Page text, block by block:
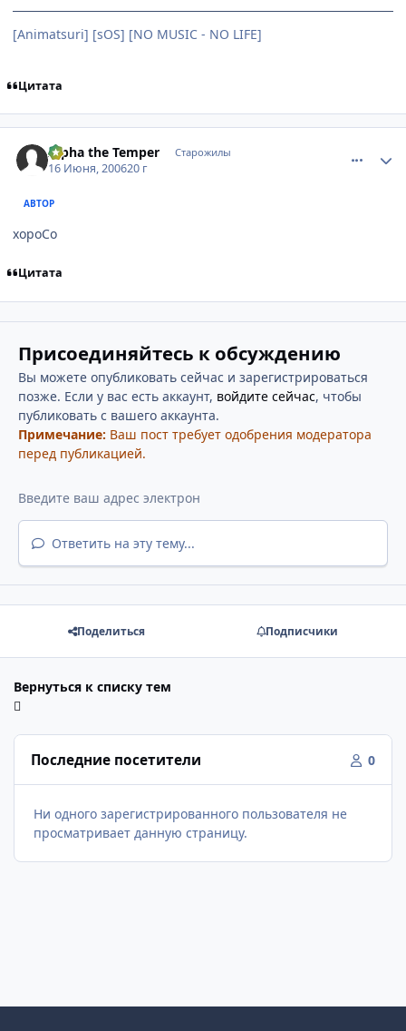
[Animatsuri] [sOS] [NO MUSIC - NO LIFE]
Цитата
Alpha the Temper Старожилы
16 Июня, 200620 г
АВТОР
хороСо
Цитата
Присоединяйтесь к обсуждению
Вы можете опубликовать сейчас и зарегистрироваться
позже. Если у вас есть аккаунт, войдите сейчас, чтобы
публиковать с вашего аккаунта.
Примечание: Ваш пост требует одобрения модератора
перед публикацией.
Ответить на эту тему...
Поделиться Подписчики
Вернуться к списку тем
Последние посетители 0
Ни одного зарегистрированного пользователя не
просматривает данную страницу.